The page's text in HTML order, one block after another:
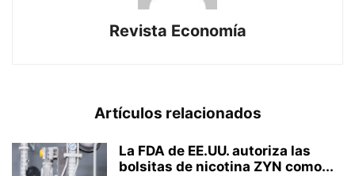
Revista Economía
Artículos relacionados
La FDA de EE.UU. autoriza las
bolsitas de nicotina ZYN como...